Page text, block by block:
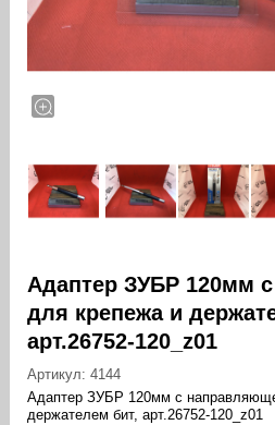
Адаптер ЗУБР 120мм
для крепежа и
арт.26752-120_z01
Артикул:4144
Адаптер ЗУБР 120мм с
держателем бит, арт.26752-120_z01